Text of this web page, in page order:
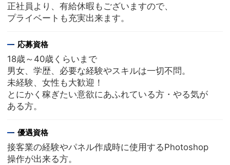
正社員より、有給休暇もございますので、
プライベートも充実出来ます。
応募資格
18歳～40歳くらいまで
男女、学歴、必要な経験やスキルは一切不問。
未経験、女性も大歓迎！
とにかく稼ぎたい意欲にあふれている方・やる気が
ある方。
優遇資格
接客業の経験やパネル作成時に使用するPhotoshop
操作が出来る方。